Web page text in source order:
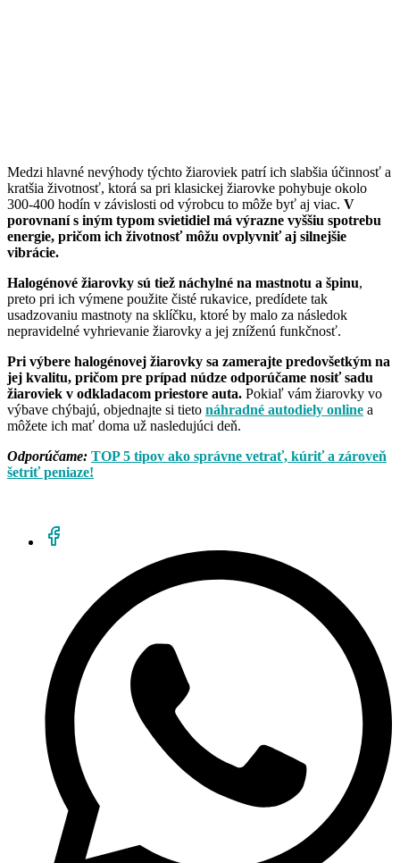
Medzi hlavné nevýhody týchto žiaroviek patrí ich slabšia účinnosť a
kratšia životnosť, ktorá sa pri klasickej žiarovke pohybuje okolo
300-400 hodín v závislosti od výrobcu to môže byť aj viac. V
porovnaní s iným typom svietidiel má výrazne vyššiu spotrebu
energie, pričom ich životnosť môžu ovplyvniť aj silnejšie
vibrácie.
Halogénové žiarovky sú tiež náchylné na mastnotu a špinu,
preto pri ich výmene použite čisté rukavice, predídete tak
usadzovaniu mastnoty na sklíčku, ktoré by malo za následok
nepravidelné vyhrievanie žiarovky a jej zníženú funkčnosť.
Pri výbere halogénovej žiarovky sa zamerajte predovšetkým na
jej kvalitu, pričom pre prípad núdze odporúčame nosiť sadu
žiaroviek v odkladacom priestore auta. Pokiaľ vám žiarovky vo
výbave chýbajú, objednajte si tieto náhradné autodiely online a
môžete ich mať doma už nasledujúci deň.
Odporúčame: TOP 5 tipov ako správne vetrať, kúriť a zároveň
šetriť peniaze!